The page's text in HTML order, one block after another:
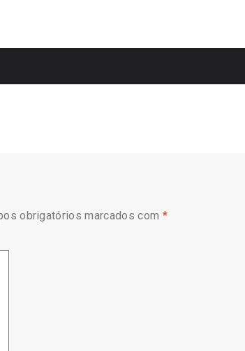
obrigatórios marcados com *